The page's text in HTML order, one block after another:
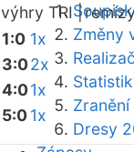
Změny
Dresy
výhry TRI |
1:0 1x
3:02x
4:01x
5:01x